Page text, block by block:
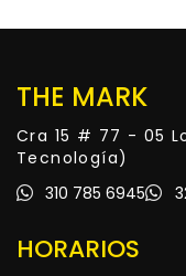
THE MARK
Cra 15 # 77 - 05
Tecnología)
310 785 6945
HORARIOS